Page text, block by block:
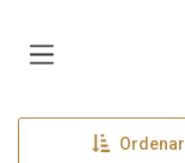
Ordenar